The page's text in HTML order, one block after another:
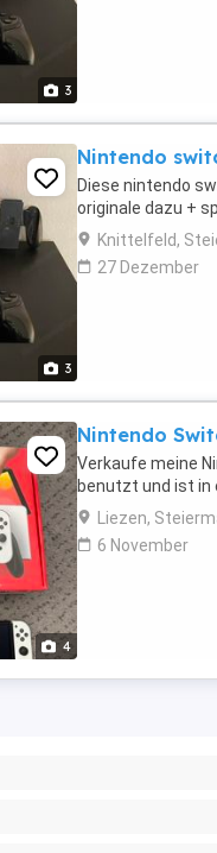
3
3
Nintendo
Diese nintendo
originale dazu +
Knittelfeld,
27 Dezember
4
Nintendo
Verkaufe meine
benutzt und ist in
Liezen,
6 November